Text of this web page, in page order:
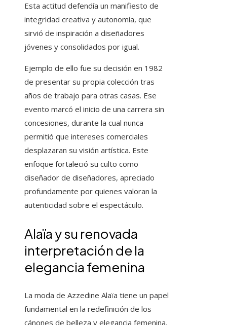
Esta actitud defendía un manifiesto de
integridad creativa y autonomía, que
sirvió de inspiración a diseñadores
jóvenes y consolidados por igual.
Ejemplo de ello fue su decisión en 1982
de presentar su propia colección tras
años de trabajo para otras casas. Ese
evento marcó el inicio de una carrera sin
concesiones, durante la cual nunca
permitió que intereses comerciales
desplazaran su visión artística. Este
enfoque fortaleció su culto como
diseñador de diseñadores, apreciado
profundamente por quienes valoran la
autenticidad sobre el espectáculo.
Alaïa y su renovada
interpretación de la
elegancia femenina
La moda de Azzedine Alaïa tiene un papel
fundamental en la redefinición de los
cánones de belleza y elegancia femenina.